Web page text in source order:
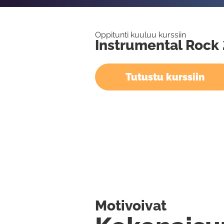
Oppitunti kuuluu kurssiin
Instrumental Rock
Tutustu kurssiin
Motivoivat